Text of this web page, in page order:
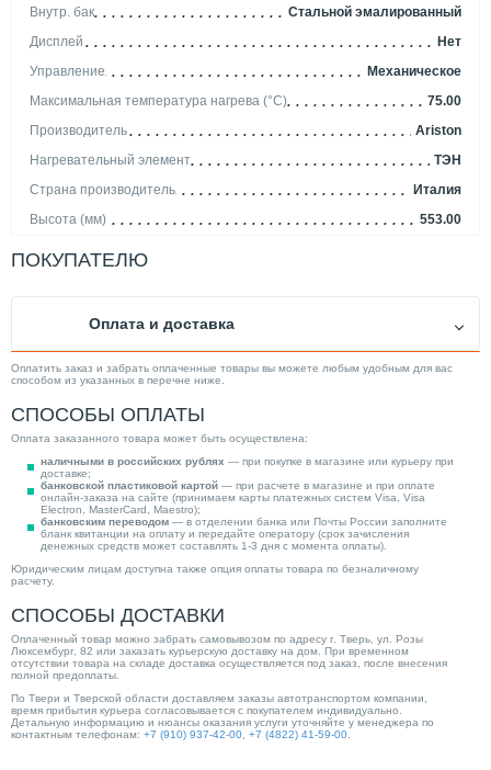
Внутр. бак
Стальной эмалированный
Дисплей
Нет
Управление
Механическое
Максимальная температура нагрева (°С)
75.00
Производитель
Ariston
Нагревательный элемент
ТЭН
Страна производитель
Италия
Высота (мм)
553.00
Ускоренный нагрев
Нет
Защита от накипи
Подводка коммуникаций
Нижняя
Вес товара, нетто (кг)
Электропитание изделия
Мощность (кВт)
Категория
Водонагреватели
ПОКУПАТЕЛЮ
Оплата и доставка
Оплатить заказ и забрать оплаченные товары вы можете любым удобным для вас
способом из указанных в перечне ниже.
СПОСОБЫ ОПЛАТЫ
Оплата заказанного товара может быть осуществлена:
наличными в российских рублях — при покупке в магазине или курьеру при
доставке;
банковской пластиковой картой — при расчете в магазине и при оплате
онлайн-заказа на сайте (принимаем карты платежных систем Visa, Visa
Electron, MasterCard, Maestro);
банковским переводом — в отделении банка или Почты России заполните
бланк квитанции на оплату и передайте оператору (срок зачисления
денежных средств может составлять 1-3 дня с момента оплаты).
Юридическим лицам доступна также опция оплаты товара по безналичному
расчету.
СПОСОБЫ ДОСТАВКИ
Оплаченный товар можно забрать самовывозом по адресу г. Тверь, ул. Розы
Люксембург, 82 или заказать курьерскую доставку на дом. При временном
отсутствии товара на складе доставка осуществляется под заказ, после внесения
полной предоплаты.
По Твери и Тверской области доставляем заказы автотранспортом компании,
время прибытия курьера согласовывается с покупателем индивидуально.
Детальную информацию и нюансы оказания услуги уточняйте у менеджера по
контактным телефонам: +7 (910) 937-42-00 +7 (4822) 41-59-00